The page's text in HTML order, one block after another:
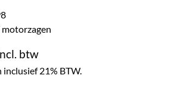
btw
21% BTW.